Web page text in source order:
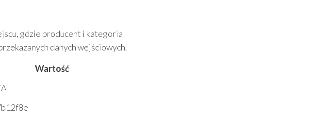
gdzie producent i kategoria
danych wejściowych.
Wartość